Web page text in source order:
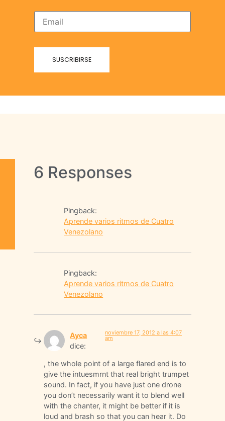
6 Responses
Pingback:
Aprende varios ritmos de Cuatro
Venezolano
Pingback:
Aprende varios ritmos de Cuatro
Venezolano
Ayca
dice:
noviembre 17, 2012 a las 4:07
am
, the whole point of a large flared end is to
give the intuesmrnt that real bright trumpet
sound. In fact, if you have just one drone
you don’t necessarily want it to blend well
with the chanter, it might be better if it is
loud and brash so that you can hear it. Do